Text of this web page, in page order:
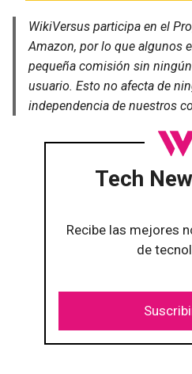
WikiVersus participa en el
Amazon, por lo que algunos
pequeña comisión sin
usuario. Esto no afecta de
independencia de nuestros
Tech
Recibe las mejores
de